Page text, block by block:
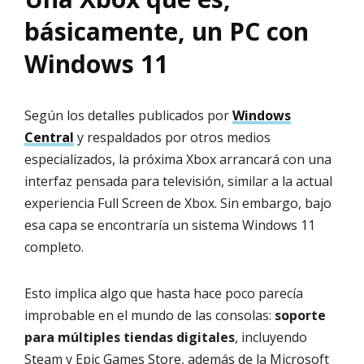
básicamente, un PC con
Windows 11
Según los detalles publicados porWindows
Central y respaldados por otros medios
especializados, la próxima Xbox arrancará con una
interfaz pensada para televisión, similar a la actual
experiencia Full Screen de Xbox. Sin embargo, bajo
esa capa se encontraría un sistema Windows 11
completo.
Esto implica algo que hasta hace poco parecía
improbable en el mundo de las consolas: soporte
para múltiples tiendas digitales, incluyendo
Steam y Epic Games Store, además de la Microsoft